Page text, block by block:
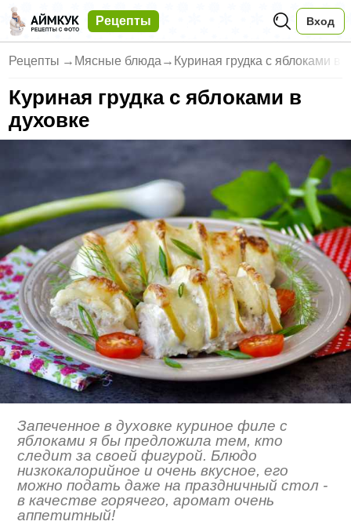
Рецепты Вход
Рецепты → Мясные блюда → Куриная грудка с яблоками в
Куриная грудка с яблоками в
духовке
Запеченное в духовке куриное филе с
яблоками я бы предложила тем, кто
следит за своей фигурой. Блюдо
низкокалорийное и очень вкусное, его
можно подать даже на праздничный стол -
в качестве горячего, аромат очень
аппетитный!